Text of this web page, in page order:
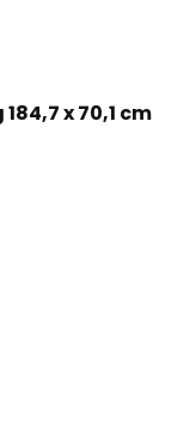
x 70,1 cm